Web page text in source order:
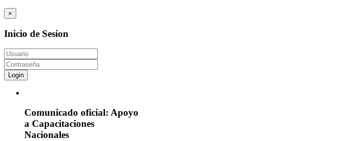
×
Inicio de Sesion
Login
Comunicado oficial: Apoyo
a Capacitaciones
Nacionales